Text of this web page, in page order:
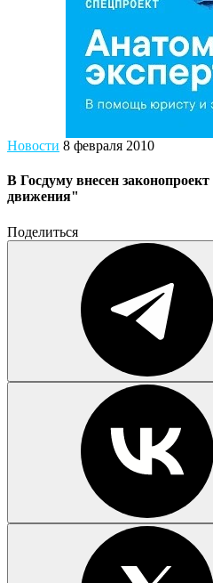
Новости 8 февраля 2010
В Госдуму внесен
движения"
Поделиться